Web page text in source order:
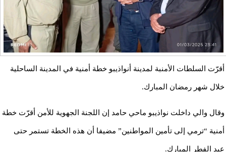
أقرّت السلطات الأمنبة لمدينة أنواذيبو خطة أمنية في المدينة الساحلية
خلال شهر رمضان المبارك.
وقال والي داخلت نواذيبو ماحي حامد إن اللجنة الجهوية للأمن أقرّت خطة
أمنية “ترمي إلى تأمين المواطنين” مضيفا أن هذه الخطة تستمر حتى
عيد الفطر المبارك.